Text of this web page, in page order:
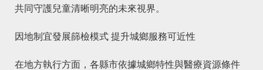
共同守護兒童清晰明亮的未來視界。
因地制宜發展篩檢模式 提升城鄉服務可近性
在地方執行方面，各縣市依據城鄉特性與醫療資源條件